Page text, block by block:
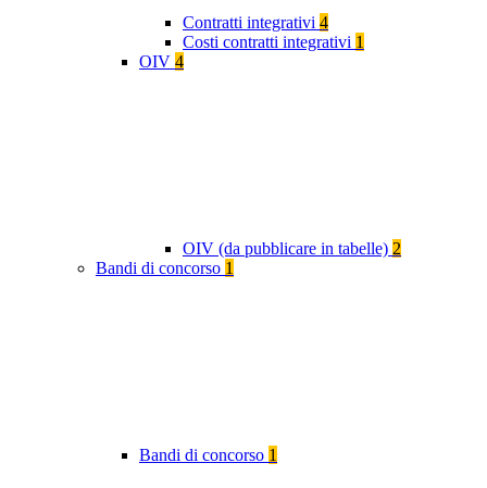
Contratti integrativi 4
Costi contratti integrativi 1
OIV 4
OIV (da pubblicare in tabelle) 2
Bandi di concorso 1
Bandi di concorso 1